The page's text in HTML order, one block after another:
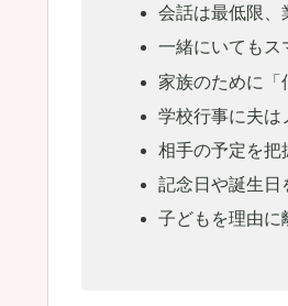
会話は最低限、
一緒にいてもス
家族のために「
学校行事に夫は
相手の予定を把
記念日や誕生日
子どもを理由に